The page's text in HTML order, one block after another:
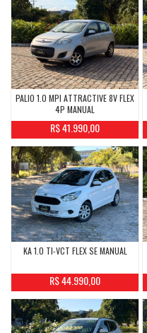
PALIO 1.0 MPI ATTRACTIVE 8V FLEX
4P MANUAL
R$ 41.990,00
KA 1.0 TI-VCT FLEX SE MANUAL
R$ 44.990,00